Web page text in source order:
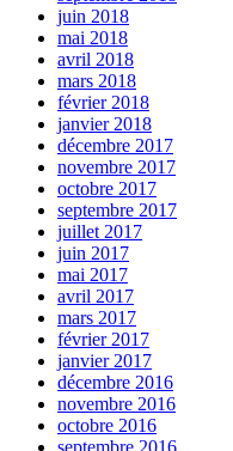
juin 2018
mai 2018
avril 2018
mars 2018
février 2018
janvier 2018
décembre 2017
novembre 2017
octobre 2017
septembre 2017
juillet 2017
juin 2017
mai 2017
avril 2017
mars 2017
février 2017
janvier 2017
décembre 2016
novembre 2016
octobre 2016